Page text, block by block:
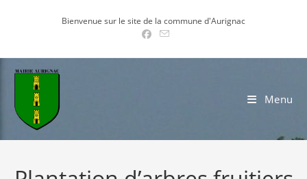
Bienvenue sur le site de la commune d'Aurignac
Menu